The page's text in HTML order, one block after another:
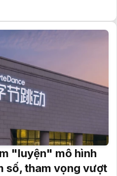
"luyện" mô hình
số, tham vọng vượt